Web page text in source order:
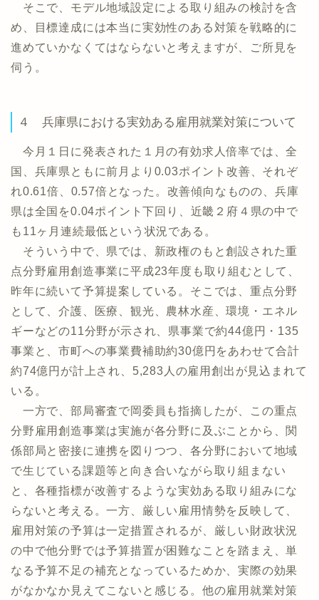
そこで、モデル地域設定による取り組みの検討を含
め、目標達成には本当に実効性のある対策を戦略的に
進めていかなくてはならないと考えますが、ご所見を
伺う。
４ 兵庫県における実効ある雇用就業対策について
今月１日に発表された１月の有効求人倍率では、全
国、兵庫県ともに前月より0.03ポイント改善、それぞ
れ0.61倍、0.57倍となった。改善傾向なものの、兵庫
県は全国を0.04ポイント下回り、近畿２府４県の中で
も11ヶ月連続最低という状況である。
そういう中で、県では、新政権のもと創設された重
点分野雇用創造事業に平成23年度も取り組むとして、
昨年に続いて予算提案している。そこでは、重点分野
として、介護、医療、観光、農林水産、環境・エネル
ギーなどの11分野が示され、県事業で約44億円・135
事業と、市町への事業費補助約30億円をあわせて合計
約74億円が計上され、5,283人の雇用創出が見込まれて
いる。
一方で、部局審査で岡委員も指摘したが、この重点
分野雇用創造事業は実施が各分野に及ぶことから、関
係部局と密接に連携を図りつつ、各分野において地域
で生じている課題等と向き合いながら取り組まない
と、各種指標が改善するような実効ある取り組みにな
らないと考える。一方、厳しい雇用情勢を反映して、
雇用対策の予算は一定措置されるが、厳しい財政状況
の中で他分野では予算措置が困難なことを踏まえ、単
なる予算不足の補充となっているためか、実際の効果
がなかなか見えてこないと感じる。他の雇用就業対策